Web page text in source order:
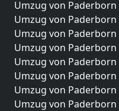
Umzug von
Umzug von Paderborn
Umzug von
Umzug von Paderborn
Umzug von
Umzug von
Umzug von
Umzug von